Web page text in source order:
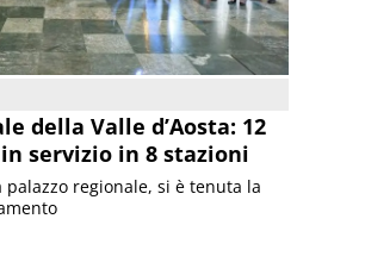
della Valle d’Aosta: 12
servizio in 8 stazioni
regionale, si è tenuta la